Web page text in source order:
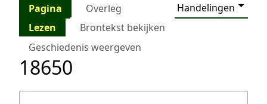
Pagina Overleg
Handelingen
Lezen
Brontekst bekijken
Geschiedenis weergeven
18650